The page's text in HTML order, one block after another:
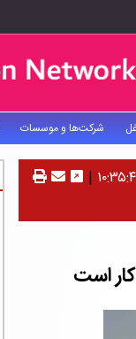
شرکت‌ها و موسسات
|
است